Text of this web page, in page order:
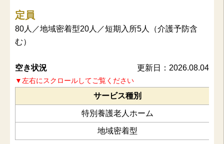
定員
80人／地域密着型20人／短期入所5人（介護予防含
む）
空き状況 更新日：2026.08.04
▼左右にスクロールしてご覧ください
サービス種別
特別養護老人ホーム
地域密着型